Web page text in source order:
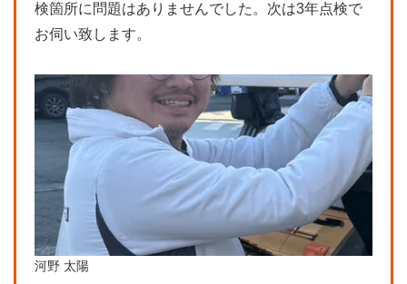
検箇所に問題はありませんでした。次は3年点検で
お伺い致します。
河野 太陽